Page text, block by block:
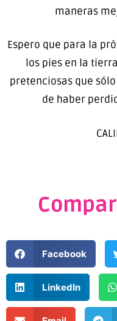
maneras
Espero que para la
los pies en la
pretenciosas que
de haber
Facebook
LinkedIn